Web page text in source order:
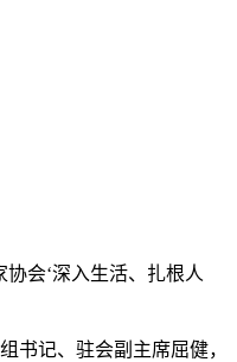
会‘深入生活、扎根人
书记、驻会副主席屈健，